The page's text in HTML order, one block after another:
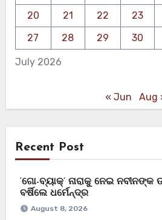
July 2026
20
21 22 23
27
28 29 30
« Jun Aug
Recent Post
‘ଗୋ-ବ୍ୟାକ୍’ ନାରାକୁ ନେଇ ନବୀନଙ୍କ
ବର୍ଷିଲେ ଧର୍ମେନ୍ଦ୍ର
August 8, 2026